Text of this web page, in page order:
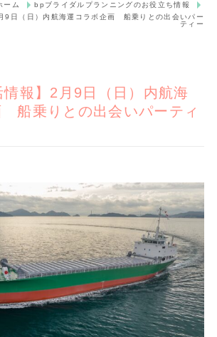
ーム
bpブライダルプランニングのお役立ち情報
9日（日）内航海運コラボ企画 船乗りとの出会いパー
ティー
情報】2月9日（日）内航海
船乗りとの出会いパーティ